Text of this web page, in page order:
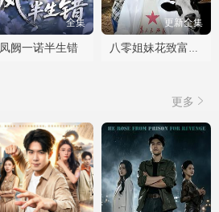
全集
凤阙一诺半生错
更新全集
更多